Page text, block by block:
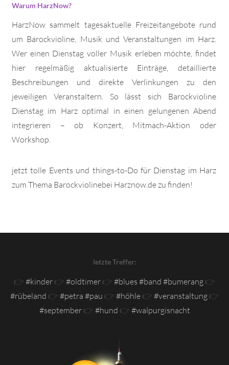
Warum HarzNow?
HarzNow sammelt tagesaktuelle Freizeitangebote rund
um Barockvioline, Musik und Veranstaltungen im Harz.
Wer einen Dienstag voller Musik erleben möchte, findet
hier regelmäßig aktualisierte Einträge, detaillierte
Beschreibungen und direkte Verlinkungen zu den
jeweiligen Veranstaltern. So lässt sich Barockvioline
Dienstag im Harz optimal in einen gelungenen Abend
integrieren – ob Konzert, Mitmach-Aktion oder
Workshop.
jetzt tolle Events und things-to-Do für Dienstag im Harz
zum Thema Barockviolinebei Harznow.de zu finden!
letzte Treffer:
👉 #kinder 👉 #oldtimer 👉 #blues #band #bumerang 👉
#rübeland 👉 #petra #pau 👉 #höhle👉 #veranstaltung👉
#september👉 #hund 👉 #walpurgisnacht